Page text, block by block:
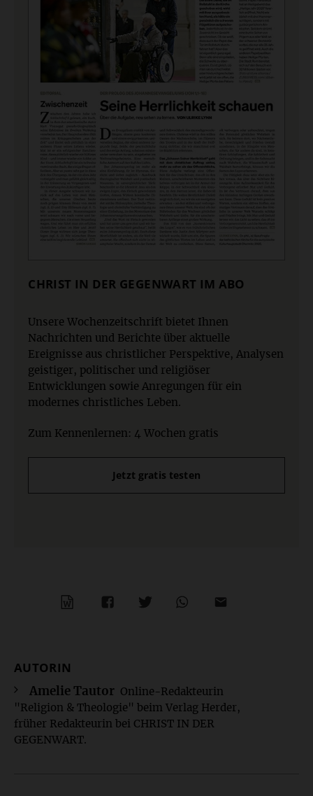
CHRIST IN DER GEGENWART IM ABO
Unsere Wochenzeitschrift bietet Ihnen
Nachrichten und Berichte über aktuelle
Ereignisse aus christlicher Perspektive, Analysen
geistiger, politischer und religiöser
Entwicklungen sowie Anregungen für ein
modernes christliches Leben.
Zum Kennenlernen: 4 Wochen gratis
Jetzt gratis testen
Überschrift
Artikel-
Infos
AUTORIN
Amelie Tautor
Online-Redakteurin
"Religion & Theologie" beim Verlag Herder,
früher Redakteurin bei CHRIST IN DER
GEGENWART.